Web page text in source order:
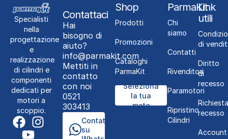
Specialisti
nella
progettazione
e
realizzazione
di cilindri e
componenti
dedicati per
motori a
scoppio.
Contattaci
Hai
bisogno di
aiuto?
info@parmakit.com
Mettiti in
contatto
con noi
0521
303413
Contattaci
su
Shop
Prodotti
Promozioni
Cataloghi
ParmaKit
Seleziona
la tua
moto
ParmaKit
Chi
siamo
Contatti
Rivenditori
Paramotori
Ripristino
Cilindri
Link
utili
di
Diritto
di
recesso
Richiesta
recesso
Account